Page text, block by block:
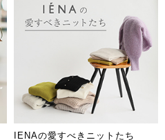
IENAの愛すべきニットたち